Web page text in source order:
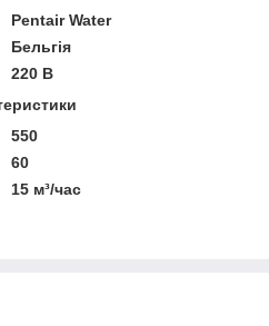
Pentair Water
Бельгія
220 В
550
60
15 м³/час